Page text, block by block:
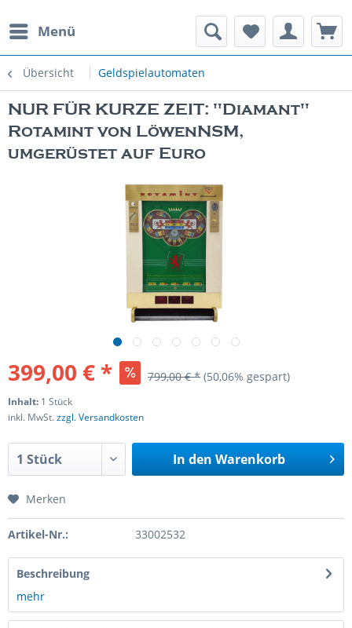
Menü
Übersicht Geldspielautomaten
Spielautomaten
NUR FÜR KURZE ZEIT: "Diamant"
Rotamint von LöwenNSM,
umgerüstet auf Euro
399,00 € * 799,00 € * (50,06% gespart)
Inhalt: 1 Stück
inkl. MwSt.zzgl. Versandkosten
In den Warenkorb
Merken
Artikel-Nr.: 33002532
Beschreibung
mehr